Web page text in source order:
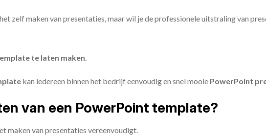
zelf maken van presentaties, maar wil je de professionele uitstraling van
te laten maken.
kan iedereen binnen het bedrijf eenvoudig en snel mooie PowerPoint
van een PowerPoint template?
maken van presentaties vereenvoudigt.